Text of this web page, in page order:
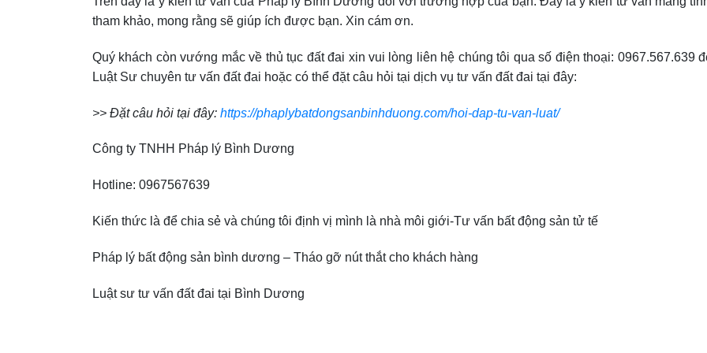
tham khảo, mong rằng sẽ giúp ích được bạn. Xin cám ơn.
Quý khách còn vướng mắc về thủ tục đất đai xin vui lòng liên hệ chúng tôi qua số điện thoại: 0967.567.639
Luật Sư chuyên tư vấn đất đai hoặc có thể đặt câu hỏi tại dịch vụ tư vấn đất đai tại đây:
>> Đặt câu hỏi tại đây: https://phaplybatdongsanbinhduong.com/hoi-dap-tu-van-luat/
Công ty TNHH Pháp lý Bình Dương
Hotline: 0967567639
Kiến thức là để chia sẻ và chúng tôi định vị mình là nhà môi giới-Tư vấn bất động sản tử tế
Pháp lý bất động sản bình dương – Tháo gỡ nút thắt cho khách hàng
Luật sư tư vấn đất đai tại Bình Dương